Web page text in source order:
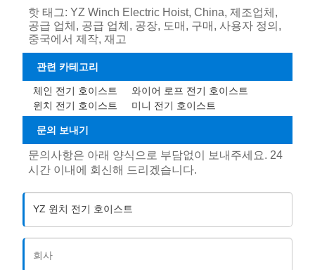
핫 태그: YZ Winch Electric Hoist, China, 제조업체,
공급 업체, 공급 업체, 공장, 도매, 구매, 사용자 정의,
중국에서 제작, 재고
관련 카테고리
체인 전기 호이스트
와이어 로프 전기 호이스트
윈치 전기 호이스트
미니 전기 호이스트
문의 보내기
문의사항은 아래 양식으로 부담없이 보내주세요. 24
시간 이내에 회신해 드리겠습니다.